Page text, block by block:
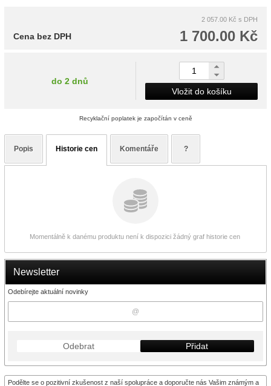
Newsletter
Odebírejte aktuální novinky
Odebrat Přidat
Podělte se o pozitivní zkušenost z naší spolupráce a doporučte nás Vašim známým a
2 057.00 Kč s DPH
1 700.00 Kč
Cena bez DPH
do 2 dnů
Vložit do košíku
Recyklační poplatek je započítán v ceně
Popis Historie cen Komentáře ?
Momentálně k danému produktu není k dispozici žádný graf historie cen